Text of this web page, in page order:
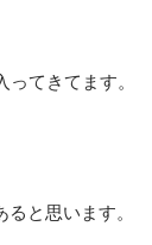
てきてます。
と思います。